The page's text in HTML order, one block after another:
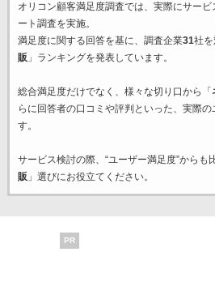
オリコン顧客満足度調査では、実際にサービ
ート調査を実施。
満足度に関する回答を基に、調査企業31社を
販 」ランキングを発表しています。
総合満足度だけでなく、様々な切り口から「
らに回答者の口コミや評判といった、実際
す。
サービス検討の際、“ユーザー満足度”からも
販 」選びにお役立てください。
PR